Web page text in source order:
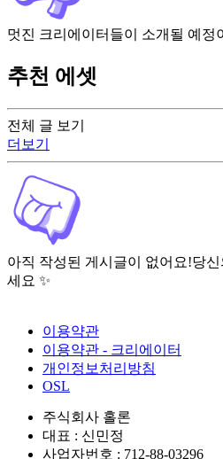
전체 글 보기
더보기
아직 작성된 게시글이 없어요!당
세요 ✨
멋진 크리에이터들이 소개될 예정
추천 에셋
이용약관
이용약관 - 크리에이터
개인정보처리방침
OSL
주식회사 홀론
대표 : 신민정
사업자번호 : 712-88-03296